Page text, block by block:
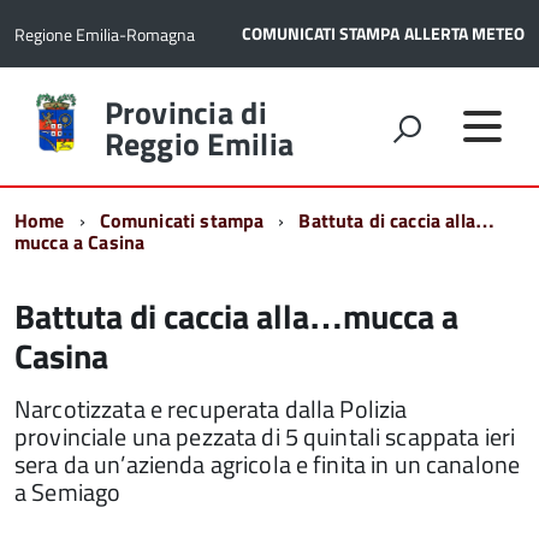
Regione Emilia-Romagna COMUNICATI STAMPAALLERTA METEO
Torna
alla
home
Provincia di
Reggio Emilia
Home Comunicati stampa Battuta di caccia alla…
mucca a Casina
Battuta di caccia alla…mucca a
Casina
Narcotizzata e recuperata dalla Polizia
provinciale una pezzata di 5 quintali scappata ieri
sera da un’azienda agricola e finita in un canalone
a Semiago